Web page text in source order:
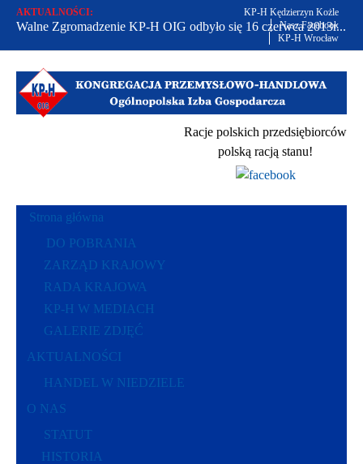
AKTUALNOŚCI:
Walne Zgromadzenie KP-H OIG odbyło się 16 czerwca 2013r...
Od 2002 r. bronimy praw polskich przedsiębiorców...
Racje polskich przedsiębiorców polską racją stanu...
KP-H Kędzierzyn Kożle
Nasz Facebook
KP-H Wrocław
Racje polskich przedsiębiorców
polską racją stanu!
Strona główna
DO POBRANIA
ZARZĄD KRAJOWY
RADA KRAJOWA
KP-H W MEDIACH
GALERIE ZDJĘĆ
AKTUALNOŚCI
HANDEL W NIEDZIELE
O NAS
STATUT
HISTORIA